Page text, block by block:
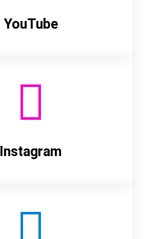
YouTube
Instagram